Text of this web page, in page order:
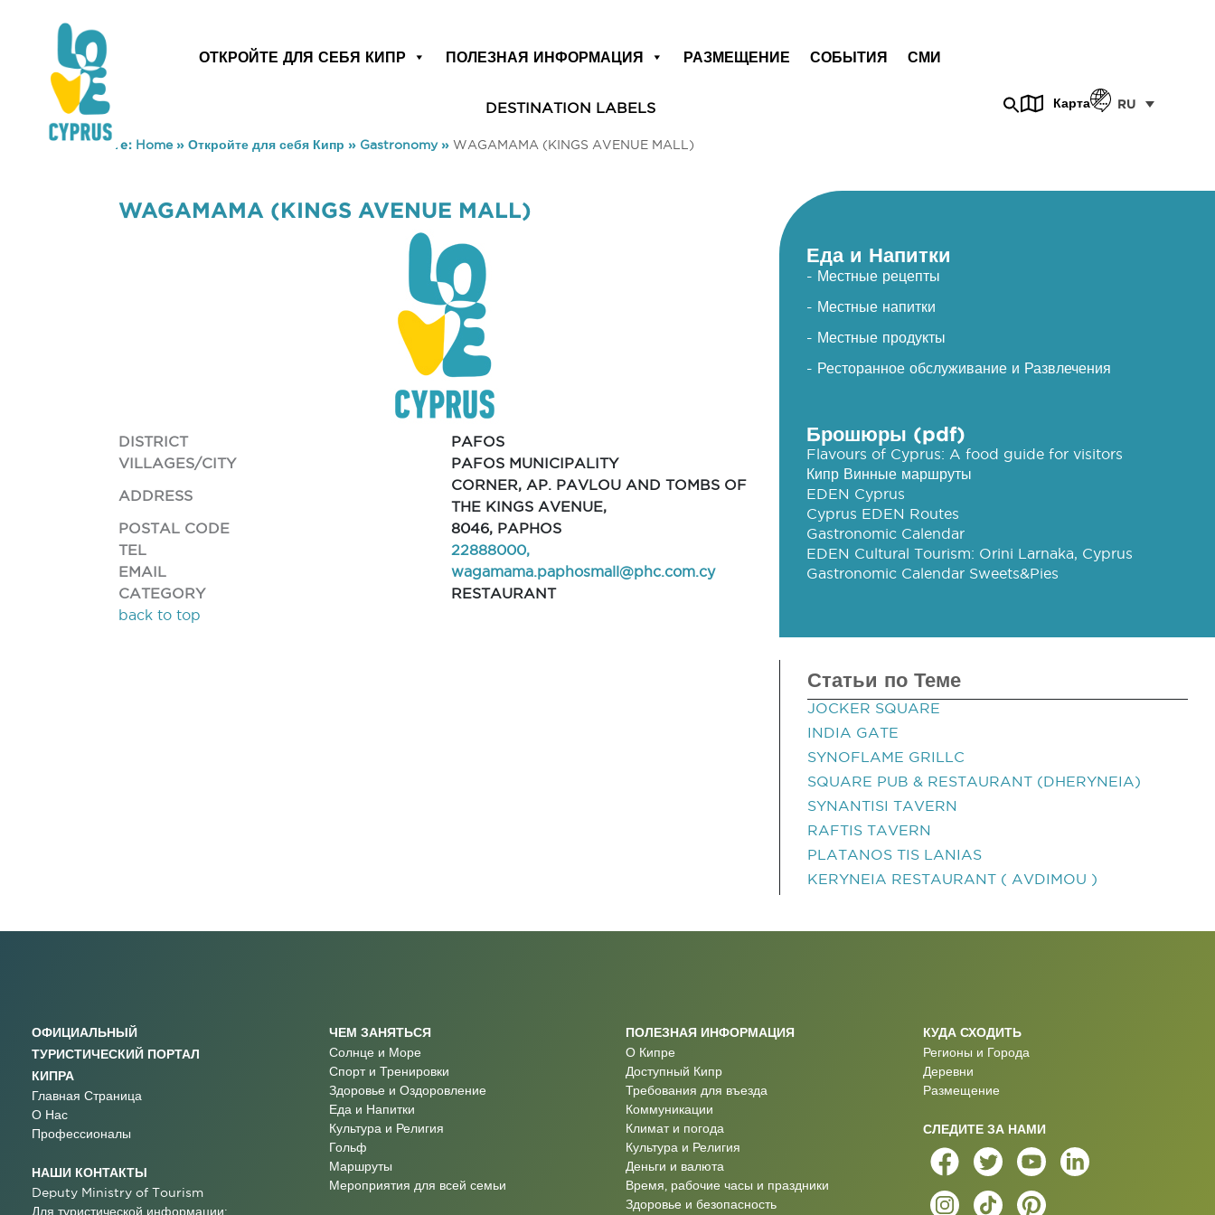
ОТКРОЙТЕ ДЛЯ СЕБЯ КИПР ПОЛЕЗНАЯ ИНФОРМАЦИЯ РАЗМЕЩЕНИЕ СОБЫТИЯ СМИ
DESTINATION LABELS Карта RU
You are here: Home» Откройте для себя Кипр » Gastronomy» WAGAMAMA (KINGS AVENUE MALL)
WAGAMAMA (KINGS AVENUE MALL)
DISTRICT
PAFOS
VILLAGES/CITY
PAFOS MUNICIPALITY
ADDRESS
CORNER, AP. PAVLOU AND TOMBS OF
THE KINGS AVENUE,
POSTAL CODE
8046, PAPHOS
TEL
22888000,
EMAIL
wagamama.paphosmall@phc.com.cy
CATEGORY
RESTAURANT
back to top
Еда и Напитки
- Местные рецепты
- Местные напитки
- Местные продукты
- Ресторанное обслуживание и Развлечения
Брошюры (pdf)
Flavours of Cyprus: A food guide for visitors
Кипр Винные маршруты
EDEN Cyprus
Cyprus EDEN Routes
Gastronomic Calendar
EDEN Cultural Tourism: Orini Larnaka, Cyprus
Gastronomic Calendar Sweets&Pies
Статьи по Теме
JOCKER SQUARE
INDIA GATE
SYNOFLAME GRILLC
SQUARE PUB & RESTAURANT (DHERYNEIA)
SYNANTISI TAVERN
RAFTIS TAVERN
PLATANOS TIS LANIAS
KERYNEIA RESTAURANT ( AVDIMOU )
ОФИЦИАЛЬНЫЙ
ТУРИСТИЧЕСКИЙ ПОРТАЛ
КИПРА
Главная Страница
О Нас
Профессионалы
НАШИ КОНТАКТЫ
Deputy Ministry of Tourism
Для туристической информации:
ЧЕМ ЗАНЯТЬСЯ
Солнце и Море
Спорт и Тренировки
Здоровье и Оздоровление
Еда и Напитки
Культура и Религия
Гольф
Маршруты
Мероприятия для всей семьи
ПОЛЕЗНАЯ ИНФОРМАЦИЯ
О Кипре
Доступный Кипр
Требования для въезда
Коммуникации
Климат и погода
Культура и Религия
Деньги и валюта
Время, рабочие часы и праздники
Здоровье и безопасность
КУДА СХОДИТЬ
Регионы и Города
Деревни
Размещение
СЛЕДИТЕ ЗА НАМИ